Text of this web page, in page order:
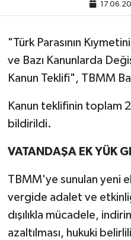
"Türk Parasının
ve Bazı Kanunlarda
Kanun Teklifi", TBMM
Kanun teklifinin toplam
bildirildi.
VATANDAŞA EK YÜK
TBMM'ye sunulan yeni
vergide adalet ve
dışılıkla mücadele,
azaltılması, hukuki